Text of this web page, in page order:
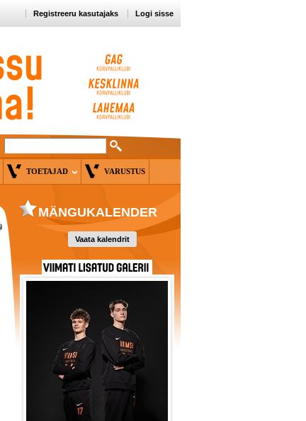
Registreeru kasutajaks Logi sisse
TOETAJAD VARUSTUS
MÄNGUKALENDER
Vaata kalendrit